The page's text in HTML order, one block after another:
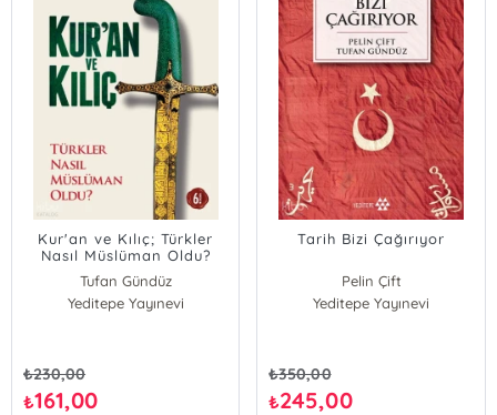
Kur'an ve Kılıç; Türkler
Nasıl Müslüman Oldu?
Tufan Gündüz
Yeditepe Yayınevi
₺230,00
₺161,00
Tarih Bizi Çağırıyor
Pelin Çift
Tufan Gündüz
Yeditepe Yayınevi
₺350,00
₺245,00